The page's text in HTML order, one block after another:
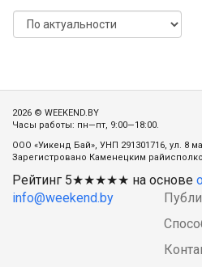
2026 © WEEKEND.BY
Часы работы: пн—пт, 9:00—18:00.
ООО «Уикенд Бай», УНП 291301716, ул. 8
Зарегистровано Каменецким
Рейтинг 5★★★★★ на основе
info@weekend.by